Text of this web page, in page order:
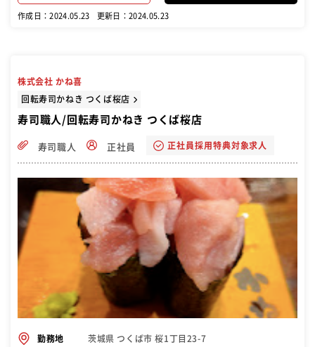
作成日：2024.05.23 更新日：2024.05.23
株式会社 かね喜
回転寿司かねき つくば桜店
寿司職人/回転寿司かねき つくば桜店
寿司職人 正社員 正社員採用特典対象求人
勤務地 茨城県 つくば市 桜1丁目23-7